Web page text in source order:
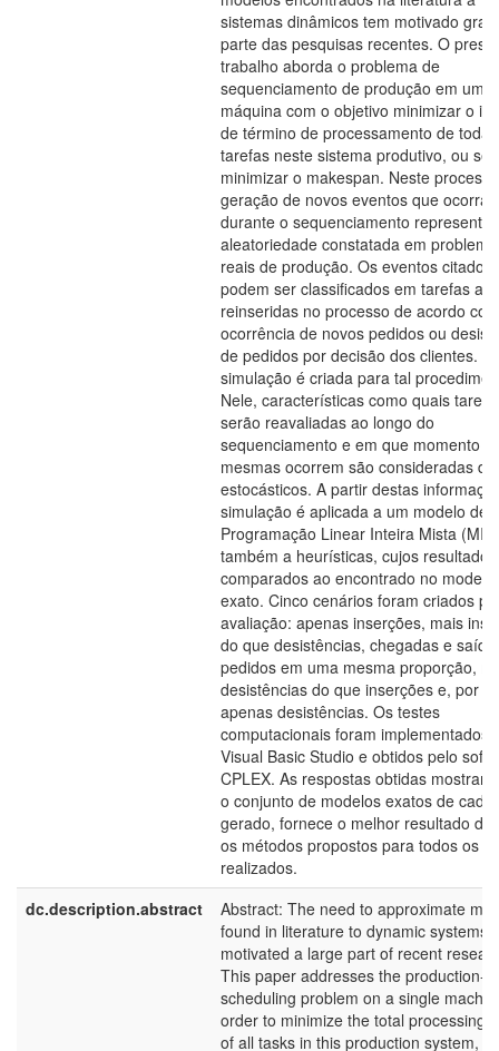
sistemas dinâmicos tem motivado
parte das pesquisas recentes. O
trabalho aborda o problema de
sequenciamento de produção em uma
máquina com o objetivo minimizar o
de término de processamento de
tarefas neste sistema produtivo, ou
minimizar o makespan. Neste
geração de novos eventos que
durante o sequenciamento representa
aleatoriedade constatada em
reais de produção. Os eventos citados
podem ser classificados em tarefas a
reinseridas no processo de acordo
ocorrência de novos pedidos ou
de pedidos por decisão dos clientes.
simulação é criada para tal
Nele, características como quais
serão reavaliadas ao longo do
sequenciamento e em que momento
mesmas ocorrem são consideradas
estocásticos. A partir destas
simulação é aplicada a um modelo de
Programação Linear Inteira Mista
também a heurísticas, cujos
comparados ao encontrado no modelo
exato. Cinco cenários foram criados
avaliação: apenas inserções, mais
do que desistências, chegadas e
pedidos em uma mesma proporção,
desistências do que inserções e, por
apenas desistências. Os testes
computacionais foram implementados
Visual Basic Studio e obtidos pelo
CPLEX. As respostas obtidas mostram
o conjunto de modelos exatos de cada
gerado, fornece o melhor resultado
os métodos propostos para todos os
realizados.
dc.description.abstract
Abstract: The need to approximate
found in literature to dynamic systems
motivated a large part of recent
This paper addresses the production-
scheduling problem on a single
order to minimize the total processing
of all tasks in this production system,